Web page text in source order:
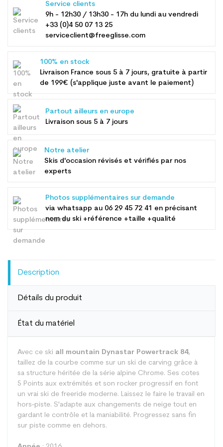
Service clients
9h - 12h30 / 13h30 - 17h du lundi au vendredi
+33 (0)4 50 07 13 25
serviceclient@freeglisse.com
100% en stock
Livraison France sous 5 à 7 jours, gratuite à partir
de 199€ (s'applique juste avant le paiement)
Partout ailleurs en europe
Livraison sous 5 à 7 jours
Notre atelier
Skis d'occasion révisés et vérifiés par nos
experts
Photos supplémentaires sur demande
via whatsapp au 06 29 45 72 41 en précisant
nom du ski +référence +taille +qualité
Description
Détails du produit
État du matériel
Avec ce ski all mountain Dynastar Powertrack 84,
taillez de la courbe comme sur un ski de carving grâce à
sa structure héritée de la série alpine Chrome. Ses cotes
5 Points aux extrémités et son rocker progressif en font
un vrai ski de freeride moderne. Laissez le faire le travail en
hors-piste. S'adapte aux changements de neige tout en
gardant le contrôle et la maniabilité. Progressez sans fin
sur piste comme en dehors.